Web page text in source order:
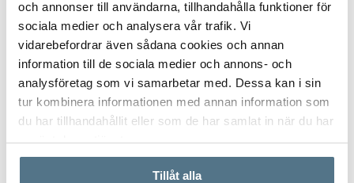
och annonser till användarna, tillhandahålla funktioner för
sociala medier och analysera vår trafik. Vi
vidarebefordrar även sådana cookies och annan
information till de sociala medier och annons- och
analysföretag som vi samarbetar med. Dessa kan i sin
tur kombinera informationen med annan information som
du har tillhandahållit eller som de har samlat in när du har
använt deras tjänster.
Tillåt alla
bostäder till salu på solkusten, så tveka inte att kontakta oss
så hjälper vi dig att hitta din drömbostad.